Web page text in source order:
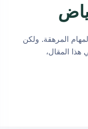
المرهقة. ولكن
المقال،